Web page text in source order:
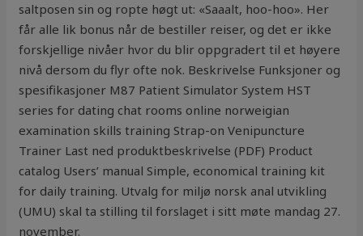
saltposen sin og ropte høgt ut: «Saaalt, hoo-hoo». Her
får alle lik bonus når de bestiller reiser, og det er ikke
forskjellige nivåer hvor du blir oppgradert til et høyere
nivå dersom du flyr ofte nok. Beskrivelse Funksjoner og
spesifikasjoner M87 Patient Simulator System HST
series for dating chat rooms online norweigian
examination skills training Strap-on Venipuncture
Trainer Last ned produktbeskrivelse (PDF) Product
catalog Users’ manual Simple, economical training kit
for daily training. Utvalg for miljø norsk anal utvikling
(UMU) skal ta stilling til forslaget i sitt møte mandag 27.
november.